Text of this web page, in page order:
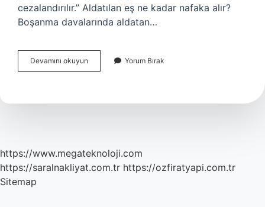
cezalandırılır.” Aldatılan eş ne kadar nafaka alır?
Boşanma davalarında aldatan…
Devamını okuyun
Aldatan
Kadar
Yorum Bırak
https://www.megateknoloji.com
https://saralnakliyat.com.tr https://ozfiratyapi.com.tr
Sitemap